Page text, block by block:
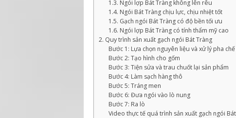
1.3. Ngói lợp Bát Tràng không lên rêu
1.4. Ngói Bát Tràng chịu lực, chịu nhiệt tốt
1.5. Gạch ngói Bát Tràng có độ bền tối ưu
1.6. Ngói lợp Bát Tràng có tính thẩm mỹ cao
2. Quy trình sản xuất gạch ngói Bát Tràng
Bước 1: Lựa chọn nguyên liệu và xử lý pha
Bước 2: Tạo hình cho gốm
Bước 3: Tiện sửa và trau chuốt lại sản phẩm
Bước 4: Làm sạch hàng thô
Bước 5: Tráng men
Bước 6: Đưa ngói vào lò nung
Bước 7: Ra lò
Video thực tế quá trình sản xuất gạch ngói